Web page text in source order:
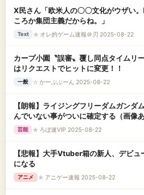
X民さん「欧米人の〇〇文化がウザい
ころか集団主義だからね。」
Text ★ オレ的ゲーム速報＠刃 2025-08-22
カープ小園〝誤審〟覆し同点タイムリ
はリクエストでヒットに変更！！
一般 ☆ かーぷぶーん 2025-08-22
【朗報】ライジングフリーダムガンダ
んでいない事がついに確定する（画像あ
芸能 ★ ろぼ速VIP 2025-08-22
【悲報】大手Vtuber箱の新人、デビュ
になる
アニメ ★ アニゲー速報 2025-08-22